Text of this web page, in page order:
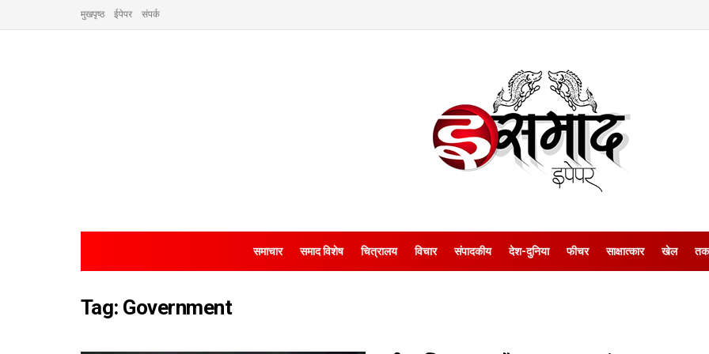
मुखपृष्ठ ईपेपर संपर्क
समाचार समाद विशेष चित्रालय विचार संपादकीय देश-दुनिया फीचर साक्षात्‍कार खेल
Tag: Government